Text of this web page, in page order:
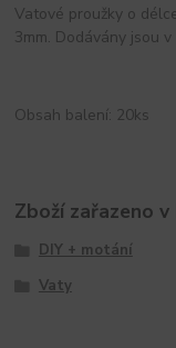
Vatové proužky o
3mm. Dodávány jsou
Obsah balení: 20ks
Zboží zařazeno
DIY + motání
Vaty